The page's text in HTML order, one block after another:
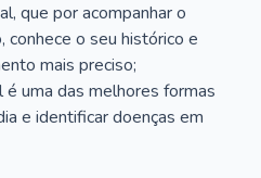
que por acompanhar o
conhece o seu histórico e
mais preciso;
é uma das melhores formas
e identificar doenças em